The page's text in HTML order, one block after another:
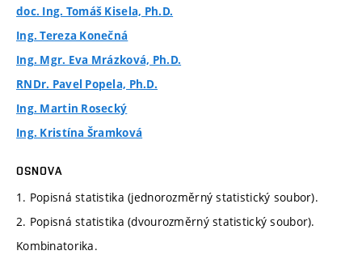
doc. Ing. Tomáš Kisela, Ph.D.
Ing. Tereza Konečná
Ing. Mgr. Eva Mrázková, Ph.D.
RNDr. Pavel Popela, Ph.D.
Ing. Martin Rosecký
Ing. Kristína Šramková
OSNOVA
1. Popisná statistika (jednorozměrný statistický soubor).
2. Popisná statistika (dvourozměrný statistický soubor).
Kombinatorika.